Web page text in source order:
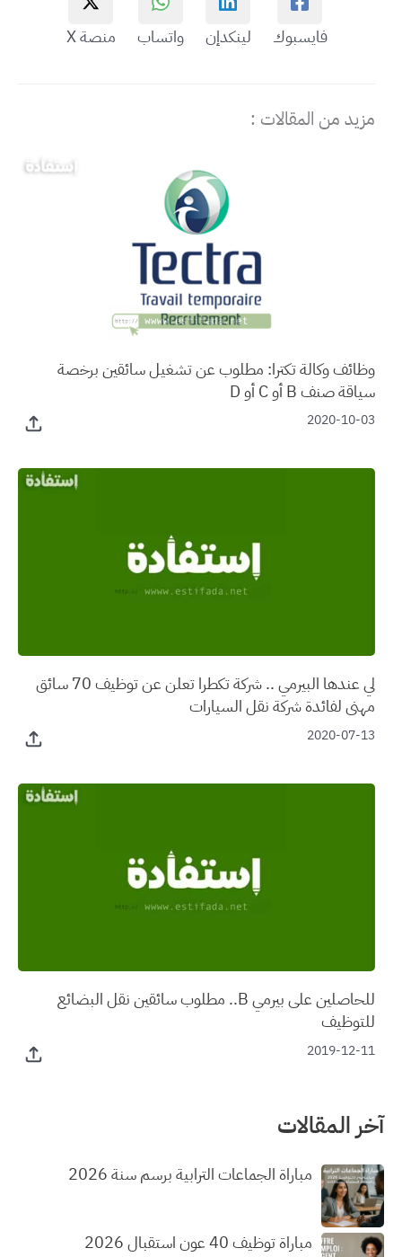
فايسبوك لينكدإن واتساب منصة X
مزيد من المقالات :
وظائف وكالة تكترا: مطلوب عن تشغيل سائقين برخصة
سياقة صنف B أو C أو D
2020-10-03
لي عندها البيرمي .. شركة تكطرا تعلن عن توظيف 70 سائق
مهني لفائدة شركة نقل السيارات
2020-07-13
للحاصلين على بيرمي B.. مطلوب سائقين نقل البضائع
للتوظيف
2019-12-11
آخر المقالات
مباراة الجماعات الترابية برسم سنة 2026
مباراة توظيف 40 عون استقبال 2026